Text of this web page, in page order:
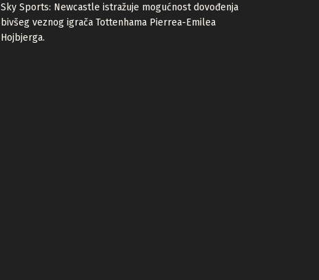
Sky Sports: Newcastle istražuje mogućnost dovođenja
bivšeg veznog igrača Tottenhama Pierrea-Emilea
Hojbjerga.